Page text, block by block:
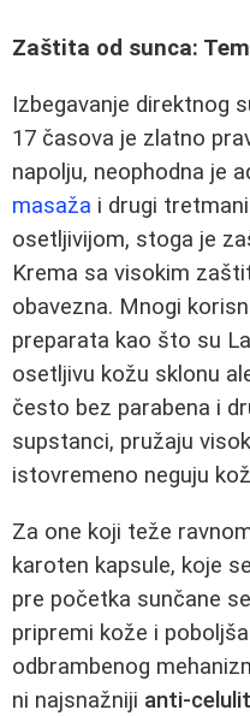
Zaštita od sunca:
Izbegavanje direktnog
17 časova je zlatno
napolju, neophodna je
masaža i drugi
osetljivijom, stoga je
Krema sa visokim
obavezna. Mnogi
preparata kao što su
osetljivu kožu sklonu
često bez parabenа i
supstanci, pružaju
istovremeno neguju
Za one koji teže
karoten kapsule, koje
pre početka sunčane
pripremi kože i
odbrambenog
ni najsnažniji anti-